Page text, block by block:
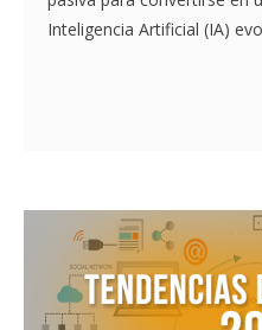
Inteligencia Artificial (IA)